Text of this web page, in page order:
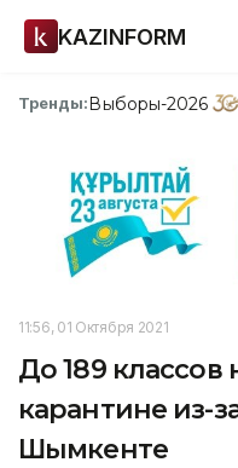
KAZINFORM
Тренды:Выборы-2026
11:56, 01 Октября 2021
До 189 классов
карантине из-
Шымкенте